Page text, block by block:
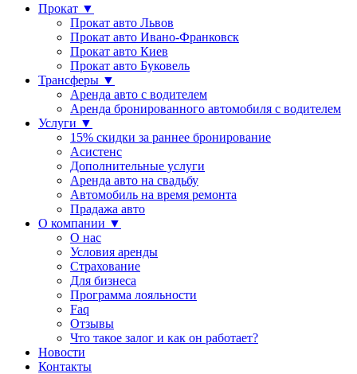
Прокат ▼
Прокат авто Львов
Прокат авто Ивано-Франковск
Прокат авто Киев
Прокат авто Буковель
Трансферы ▼
Аренда авто с водителем
Аренда бронированного автомобиля с водителем
Услуги ▼
15% скидки за раннее бронирование
Асистенс
Дополнительные услуги
Аренда авто на свадьбу
Автомобиль на время ремонта
Прадажа авто
О компании ▼
О нас
Условия аренды
Страхование
Для бизнеса
Программа лояльности
Faq
Отзывы
Что такое залог и как он работает?
Новости
Контакты